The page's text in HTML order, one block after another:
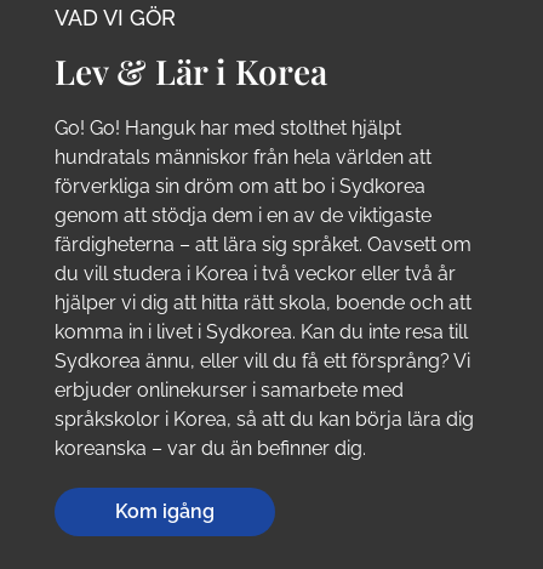
VAD VI GÖR
Lev & Lär i Korea
Go! Go! Hanguk har med stolthet hjälpt
hundratals människor från hela världen att
förverkliga sin dröm om att bo i Sydkorea
genom att stödja dem i en av de viktigaste
färdigheterna – att lära sig språket. Oavsett om
du vill studera i Korea i två veckor eller två år
hjälper vi dig att hitta rätt skola, boende och att
komma in i livet i Sydkorea. Kan du inte resa till
Sydkorea ännu, eller vill du få ett försprång? Vi
erbjuder onlinekurser i samarbete med
språkskolor i Korea, så att du kan börja lära dig
koreanska – var du än befinner dig.
Kom igång